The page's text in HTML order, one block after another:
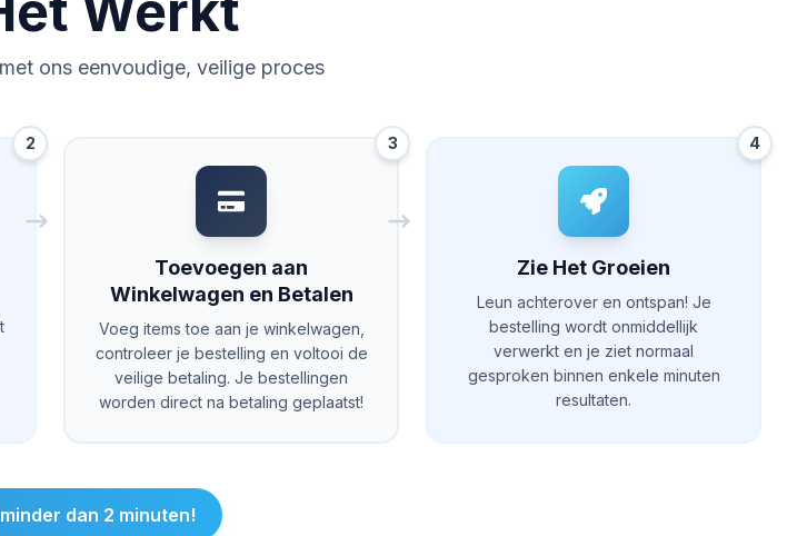
ons eenvoudige, veilige proces
2 3
Toevoegen aan
Winkelwagen en Betalen
Voeg items toe aan je winkelwagen,
controleer je bestelling en voltooi de
veilige betaling. Je bestellingen
worden direct na betaling geplaatst!
4
Zie Het Groeien
Leun achterover en ontspan! Je
bestelling wordt onmiddellijk
verwerkt en je ziet normaal
gesproken binnen enkele minuten
resultaten.
dan 2 minuten!